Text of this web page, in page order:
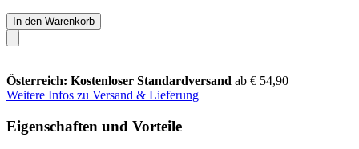
In den Warenkorb
Österreich: Kostenloser Standardversand ab € 54,90
Weitere Infos zu Versand & Lieferung
Eigenschaften und Vorteile